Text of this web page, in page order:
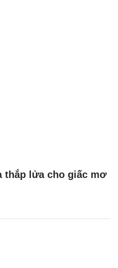
thắp lửa cho giấc mơ